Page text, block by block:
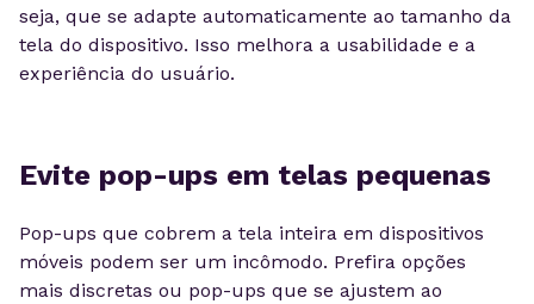
seja, que se adapte automaticamente ao tamanho da
tela do dispositivo. Isso melhora a usabilidade e a
experiência do usuário.
Evite pop-ups em telas pequenas
Pop-ups que cobrem a tela inteira em dispositivos
móveis podem ser um incômodo. Prefira opções
mais discretas ou pop-ups que se ajustem ao